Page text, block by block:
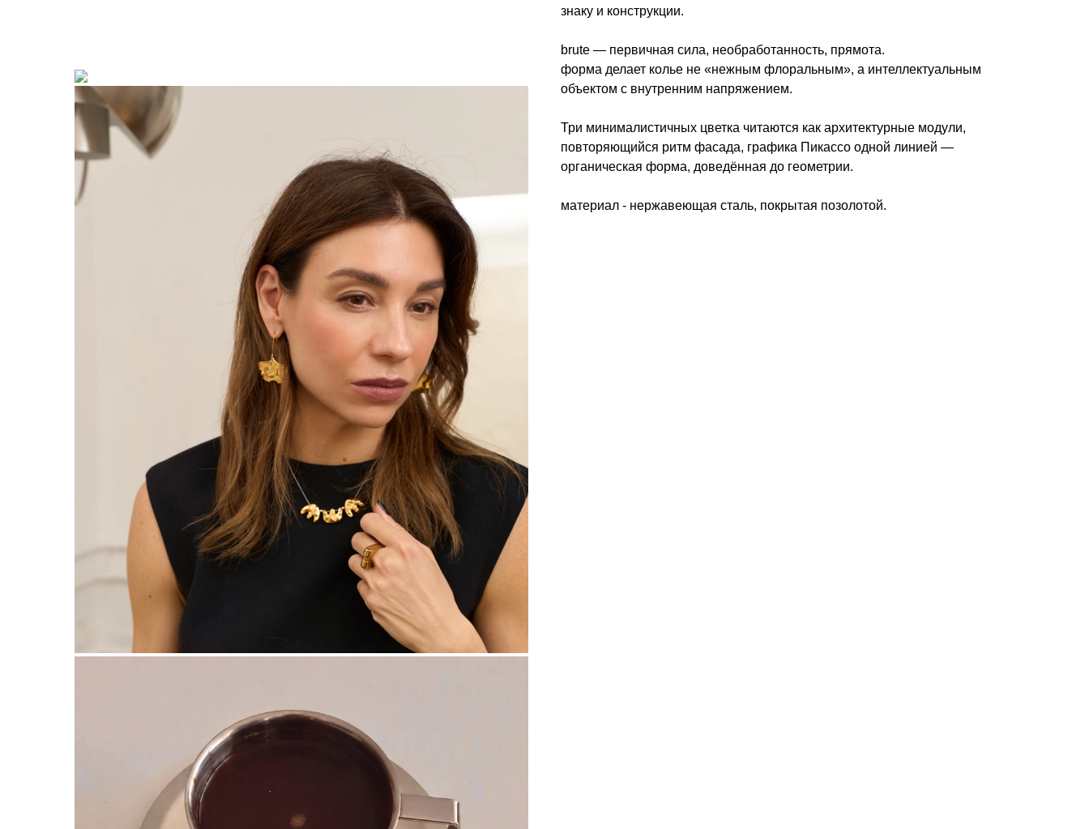
знаку и конструкции.
brute — первичная сила, необработанность, прямота.
форма делает колье не «нежным флоральным», а интеллектуальным
объектом с внутренним напряжением.
Три минималистичных цветка читаются как архитектурные модули,
повторяющийся ритм фасада, графика Пикассо одной линией —
органическая форма, доведённая до геометрии.
материал - нержавеющая сталь, покрытая позолотой.